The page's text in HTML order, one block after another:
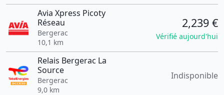
Avia Xpress Picoty
Réseau
Bergerac
10,1 km
2,239 €
Vérifié aujourd'hui
Relais Bergerac La
Source
Bergerac
9,0 km
Indisponible